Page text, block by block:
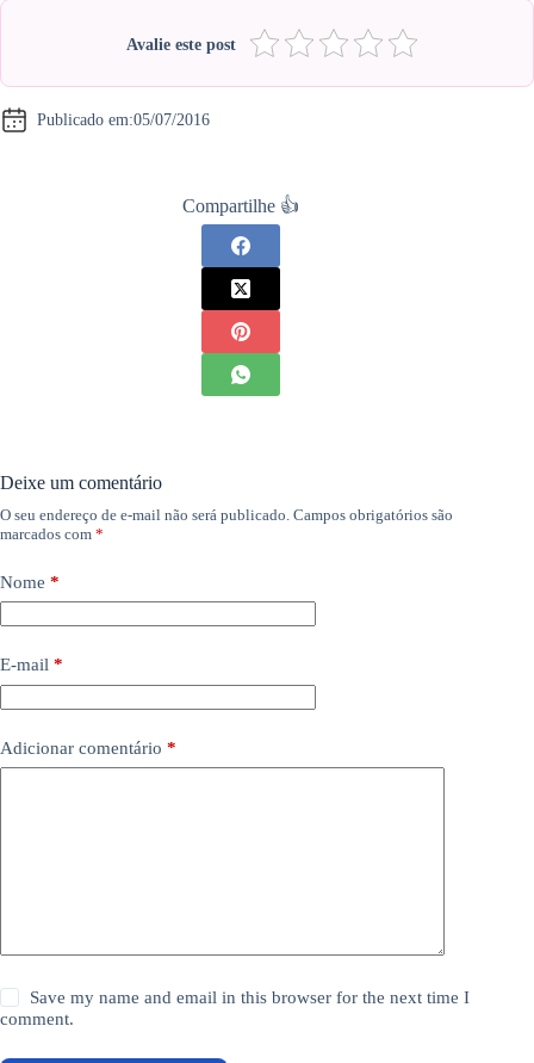
Avalie este post
Publicado em:05/07/2016
Compartilhe 👍
Deixe um comentário
O seu endereço de e-mail não será publicado. Campos obrigatórios são
marcados com *
Nome *
E-mail *
Adicionar comentário *
Save my name and email in this browser for the next time I
comment.